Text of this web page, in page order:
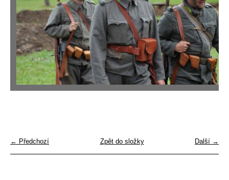
← Předchozí Další →
Zpět do složky